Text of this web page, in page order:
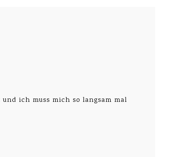
ich muss mich so langsam mal